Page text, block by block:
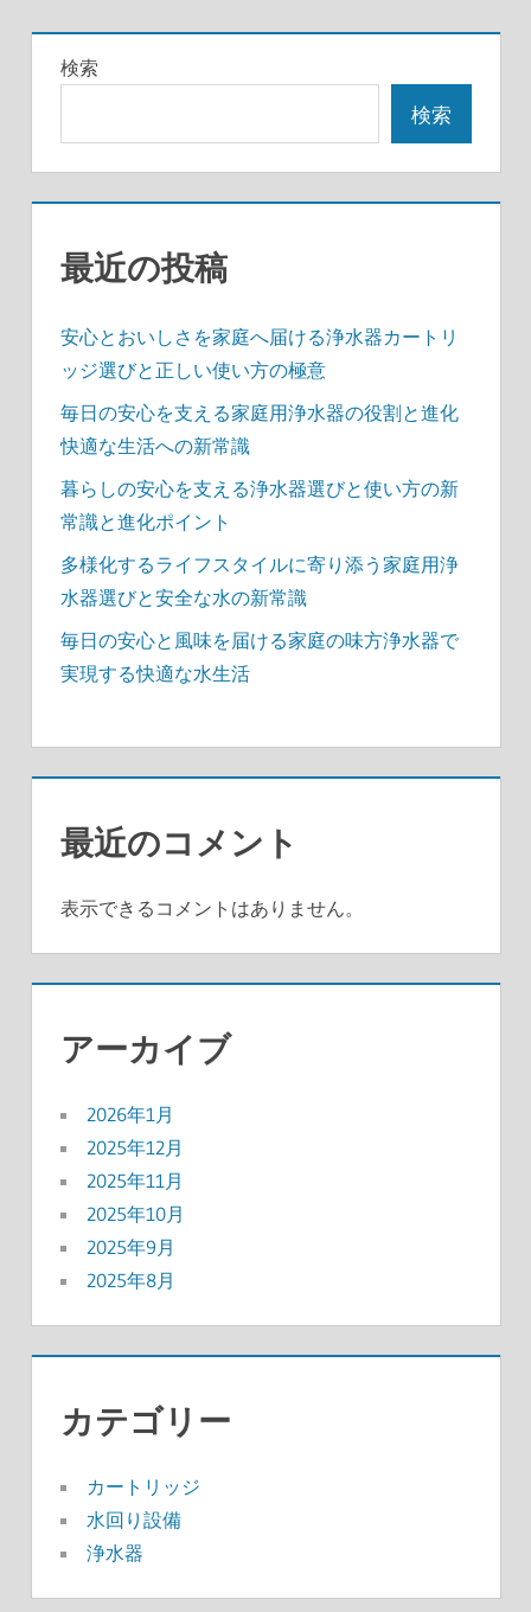
稿
の
ジ
送
事
検索
検索
最近の投稿
安心とおいしさを家庭へ届ける浄水器カートリ
ッジ選びと正しい使い方の極意
毎日の安心を支える家庭用浄水器の役割と進化
快適な生活への新常識
暮らしの安心を支える浄水器選びと使い方の新
常識と進化ポイント
多様化するライフスタイルに寄り添う家庭用浄
水器選びと安全な水の新常識
毎日の安心と風味を届ける家庭の味方浄水器で
実現する快適な水生活
最近のコメント
表示できるコメントはありません。
アーカイブ
2026年1月
2025年12月
2025年11月
2025年10月
2025年9月
2025年8月
カテゴリー
カートリッジ
水回り設備
浄水器